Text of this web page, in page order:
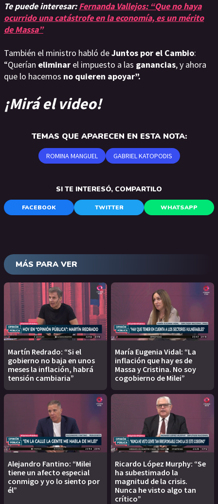
Te puede interesar:Fernanda Vallejos: “Que no haya
ocurrido una catástrofe en la economía, es un mérito
de Massa”
También el ministro habló deJuntos por el Cambio:
“Querían eliminar el impuesto a las ganancias, y ahora
que lo hacemos no quieren apoyar”.
¡Mirá el video!
TEMAS QUE APARECEN EN ESTA NOTA:
ROMINA MANGUEL GABRIEL KATOPODIS
SI TE INTERESÓ, COMPARTILO
FACEBOOK TWITTER WHATSAPP
MÁS PARA VER
Martín Redrado: “Si el
gobierno no baja en unos
meses la inflación, habrá
tensión cambiaria”
María Eugenia Vidal: “La
inflación que hay es de
Massa y Cristina. No soy
cogobierno de Milei”
Alejandro Fantino: “Milei
tiene un afecto especial
conmigo y yo lo siento por
él”
Ricardo López Murphy: “Se
ha subestimado la
magnitud de la crisis.
Nunca he visto algo tan
crítico”